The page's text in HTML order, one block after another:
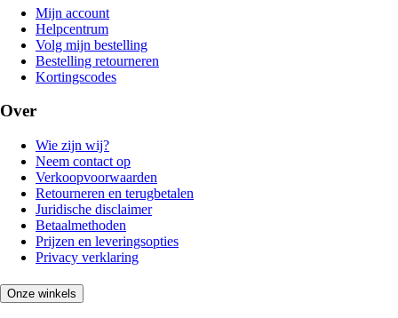
Mijn account
Helpcentrum
Volg mijn bestelling
Bestelling retourneren
Kortingscodes
Over
Wie zijn wij?
Neem contact op
Verkoopvoorwaarden
Retourneren en terugbetalen
Juridische disclaimer
Betaalmethoden
Prijzen en leveringsopties
Privacy verklaring
Onze winkels